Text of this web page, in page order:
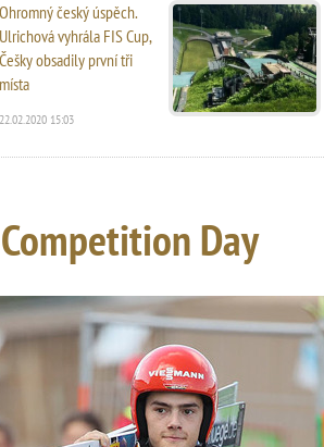
Ohromný český úspěch.
Ulrichová vyhrála FIS Cup,
Češky obsadily první tři
místa
22.02.2020 15:03
Day